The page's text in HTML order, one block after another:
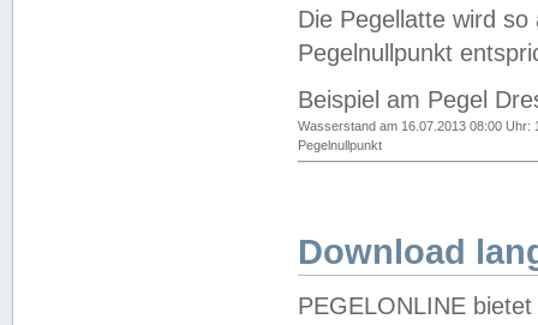
Die Pegellatte wird
Pegelnullpunkt
Beispiel am Pegel
Wasserstand am 16.07.2013 08:00 Uhr:
Pegelnullpunkt
Download
PEGELONLINE